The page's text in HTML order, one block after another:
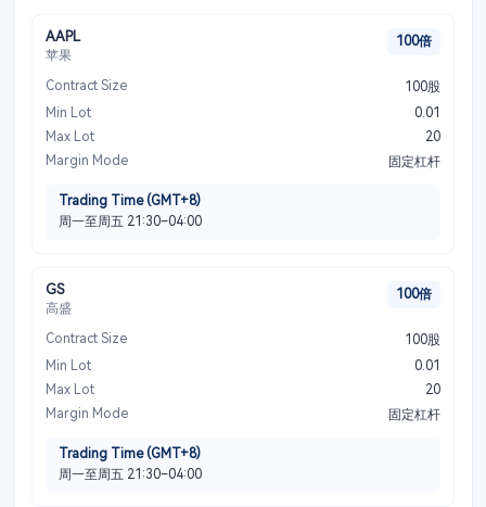
AAPL
苹果
100倍
Contract Size
100股
Min Lot
0.01
Max Lot
20
Margin Mode
固定杠杆
Trading Time (GMT+8)
周一至周五 21:30–04:00
GS
高盛
100倍
Contract Size
100股
Min Lot
0.01
Max Lot
20
Margin Mode
固定杠杆
Trading Time (GMT+8)
周一至周五 21:30–04:00